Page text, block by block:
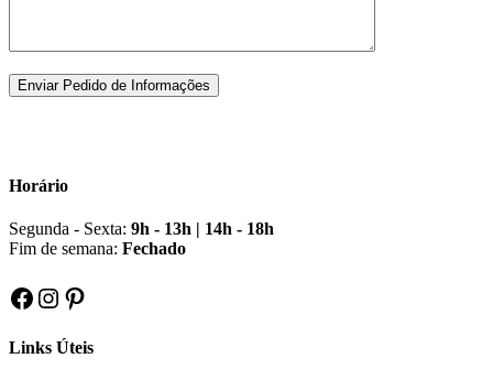
Horário
Segunda - Sexta: 9h - 13h | 14h - 18h
Fim de semana: Fechado
Facebook
Instagram
Pinterest
Links Úteis